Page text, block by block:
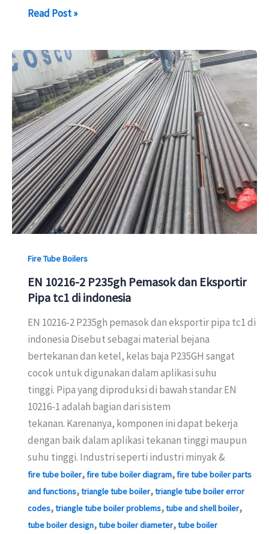
EN
P235gh
Pemasok
dan
Eksportir
Pipa
tc1
di
indonesia
Read Post »
Fire Tube Boilers
EN 10216-2 P235gh Pemasok dan Eksportir
Pipa tc1 di indonesia
EN 10216-2 P235gh pemasok dan eksportir pipa tc1 di
indonesia Disebut sebagai material bejana
bertekanan dan ketel, kelas baja P235GH sangat
cocok untuk digunakan dalam aplikasi suhu
tinggi. Pipa yang diproduksi di bawah standar EN
10216-1 adalah bagian dari sistem
tekanan. Karenanya, komponen ini dapat bekerja
dengan baik dalam aplikasi tekanan tinggi maupun
suhu tinggi. Industri seperti industri minyak &
fire tube boiler,fire tube boiler diagram,fire tube boiler parts
and functions,triangle tube boiler,triangle tube boiler error
codes,triangle tube boiler problems,tube and shell boiler,
tube boiler design,tube boiler diameter,tube boiler